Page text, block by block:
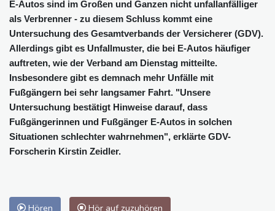
E-Autos sind im Großen und Ganzen nicht unfallanfälliger
als Verbrenner - zu diesem Schluss kommt eine
Untersuchung des Gesamtverbands der Versicherer (GDV).
Allerdings gibt es Unfallmuster, die bei E-Autos häufiger
auftreten, wie der Verband am Dienstag mitteilte.
Insbesondere gibt es demnach mehr Unfälle mit
Fußgängern bei sehr langsamer Fahrt. "Unsere
Untersuchung bestätigt Hinweise darauf, dass
Fußgängerinnen und Fußgänger E-Autos in solchen
Situationen schlechter wahrnehmen", erklärte GDV-
Forscherin Kirstin Zeidler.
Hören Hör auf zuzuhören